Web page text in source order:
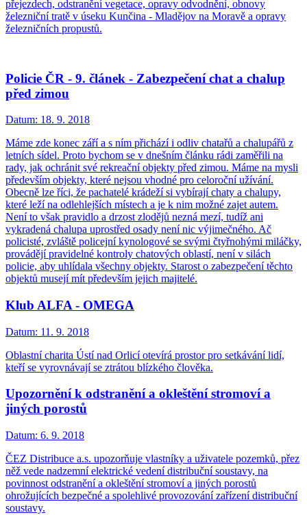
přejezdech, odstranění vegetace, opravy odvodnění, obnovy
železniční tratě v úseku Kunčina - Mladějov na Moravě a opravy
železničních propustů.
Policie ČR - 9. článek - Zabezpečení chat a chalup
před zimou
Datum: 18. 9. 2018
Máme zde konec září a s ním přichází i odliv chatařů a chalupářů z
letních sídel. Proto bychom se v dnešním článku rádi zaměřili na
rady, jak ochránit své rekreační objekty před zimou. Máme na mysli
především objekty, které nejsou vhodné pro celoroční užívání.
Obecně lze říci, že pachatelé krádeží si vybírají chaty a chalupy,
které leží na odlehlejších místech a je k nim možné zajet autem.
Není to však pravidlo a drzost zlodějů nezná mezí, tudíž ani
vykradená chalupa uprostřed osady není nic výjimečného. Ač
policisté, zvláště policejní kynologové se svými čtyřnohými miláčky,
provádějí pravidelné kontroly chatových oblastí, není v silách
policie, aby uhlídala všechny objekty. Starost o zabezpečení těchto
objektů musejí mít především jejich majitelé.
Klub ALFA - OMEGA
Datum: 11. 9. 2018
Oblastní charita Ústí nad Orlicí otevírá prostor pro setkávání lidí,
kteří se vyrovnávají se ztrátou blízkého člověka.
Upozornění k odstranění a okleštění stromoví a
jiných porostů
Datum: 6. 9. 2018
ČEZ Distribuce a.s. upozorňuje vlastníky a uživatele pozemků, přez
něž vede nadzemní elektrické vedení distribuční soustavy, na
povinnost odstranění a okleštění stromoví a jiných porostů
ohrožujících bezpečné a spolehlivé provozování zařízení distribuční
soustavy.